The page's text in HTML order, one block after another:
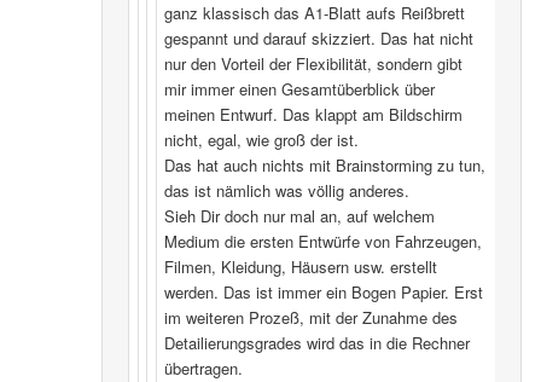
ganz klassisch das A1-Blatt aufs Reißbrett
gespannt und darauf skizziert. Das hat nicht
nur den Vorteil der Flexibilität, sondern gibt
mir immer einen Gesamtüberblick über
meinen Entwurf. Das klappt am Bildschirm
nicht, egal, wie groß der ist.
Das hat auch nichts mit Brainstorming zu tun,
das ist nämlich was völlig anderes.
Sieh Dir doch nur mal an, auf welchem
Medium die ersten Entwürfe von Fahrzeugen,
Filmen, Kleidung, Häusern usw. erstellt
werden. Das ist immer ein Bogen Papier. Erst
im weiteren Prozeß, mit der Zunahme des
Detailierungsgrades wird das in die Rechner
übertragen.